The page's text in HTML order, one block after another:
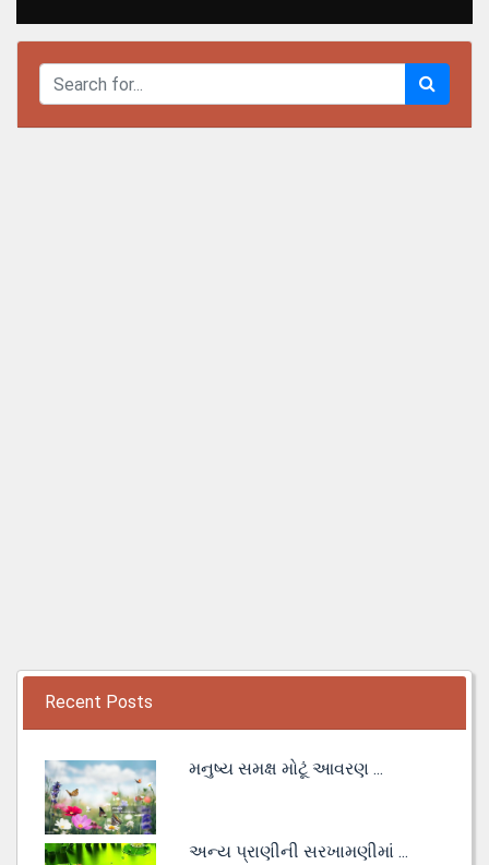
Recent Posts
મનુષ્ય સમક્ષ મોટૂં આવરણ ...
અન્ય પ્રાણીની સરખામણીમાં ...